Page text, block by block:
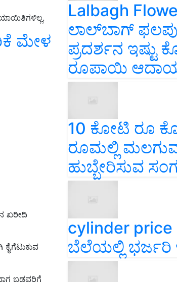
ಮೇಳ
ಖರೀದಿ
ಬಡವರಿಗೆ
Lalbagh
ಲಾಲ್‌ಬಾಗ್
ಪ್ರದರ್ಶನ ಇಷ್ಟು
ರೂಪಾಯಿ ಆದಾಯ
10 ಕೋಟಿ ರೂ
ರೂಮಲ್ಲಿ
ಹುಬ್ಬೇರಿಸುವ
cylinder
ಬೆಲೆಯಲ್ಲಿ ಭರ್ಜರಿ